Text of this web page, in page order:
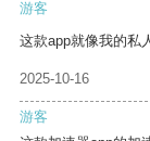
游客
这款app就像我的私
2025-10-16
游客